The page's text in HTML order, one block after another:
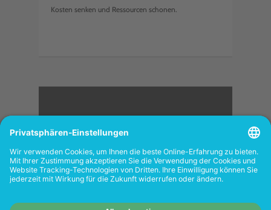
Kosten senken und Ressourcen schonen.
<
FOLGEN SIE UNS